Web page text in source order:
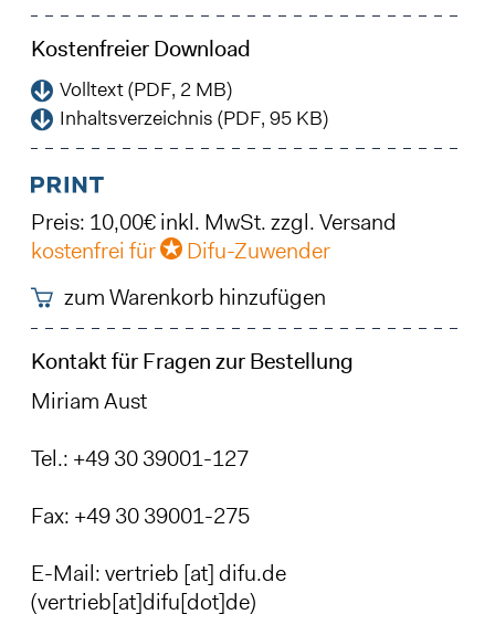
Kostenfreier Download
Volltext (PDF, 2 MB)
Inhaltsverzeichnis (PDF, 95 KB)
Preis: 10,00€ inkl. MwSt. zzgl. Versand
kostenfrei für
Difu-Zuwender
zum Warenkorb hinzufügen
Kontakt für Fragen zur Bestellung
Miriam Aust
Tel.: +49 30 39001-127
Fax: +49 30 39001-275
E-Mail:vertrieb [at]difu.de
(vertrieb[at]difu[dot]de)